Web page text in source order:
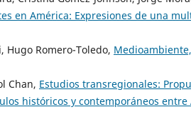
en América: Expresiones de una
Hugo Romero-Toledo,
Chan, Estudios transregionales:
históricos y contemporáneos entre